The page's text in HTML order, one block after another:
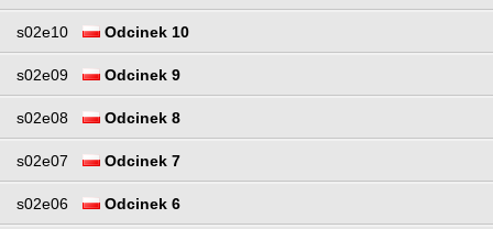
s02e10 Odcinek 10
s02e09 Odcinek 9
s02e08 Odcinek 8
s02e07 Odcinek 7
s02e06 Odcinek 6